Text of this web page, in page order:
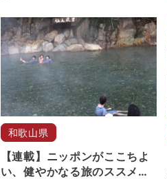
和歌山県
【連載】ニッポンがここちよ
い、健やかなる旅のススメ